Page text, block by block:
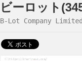
ビーロット
B-Lot Company Limited